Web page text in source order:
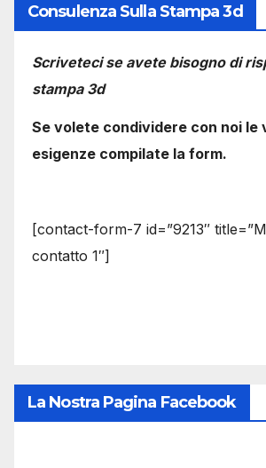
Consulenza Sulla Stampa 3d
Scriveteci se avete bisogno di
stampa 3d
Se volete condividere con noi le
esigenze compilate la form.
[contact-form-7 id=”9213″
contatto 1″]
La Nostra Pagina Facebook